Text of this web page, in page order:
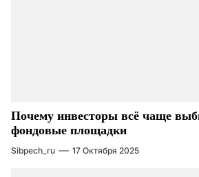
Почему инвесторы всё чаще
фондовые площадки
Sibpech_ru 17 Октября 2025